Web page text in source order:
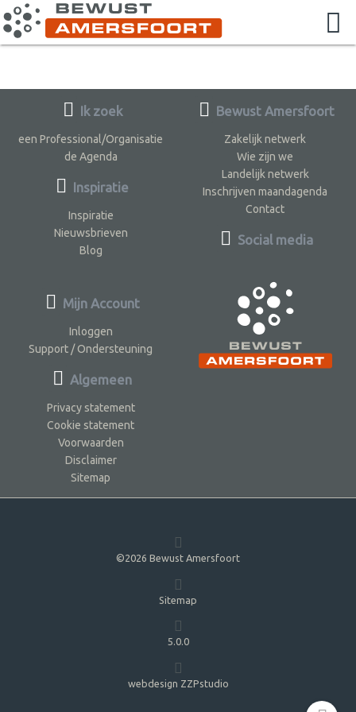
Ik zoek
een Professional/Organisatie
de Agenda
Inspiratie
Inspiratie
Nieuwsbrieven
Blog
Bewust Amersfoort
Zakelijk netwerk
Wie zijn we
Landelijk netwerk
Inschrijven maandagenda
Contact
Social media
Mijn Account
Inloggen
Support / Ondersteuning
Algemeen
Privacy statement
Cookie statement
Voorwaarden
Disclaimer
Sitemap
©2026 Bewust Amersfoort
Sitemap
5.0.0
webdesign ZZPstudio